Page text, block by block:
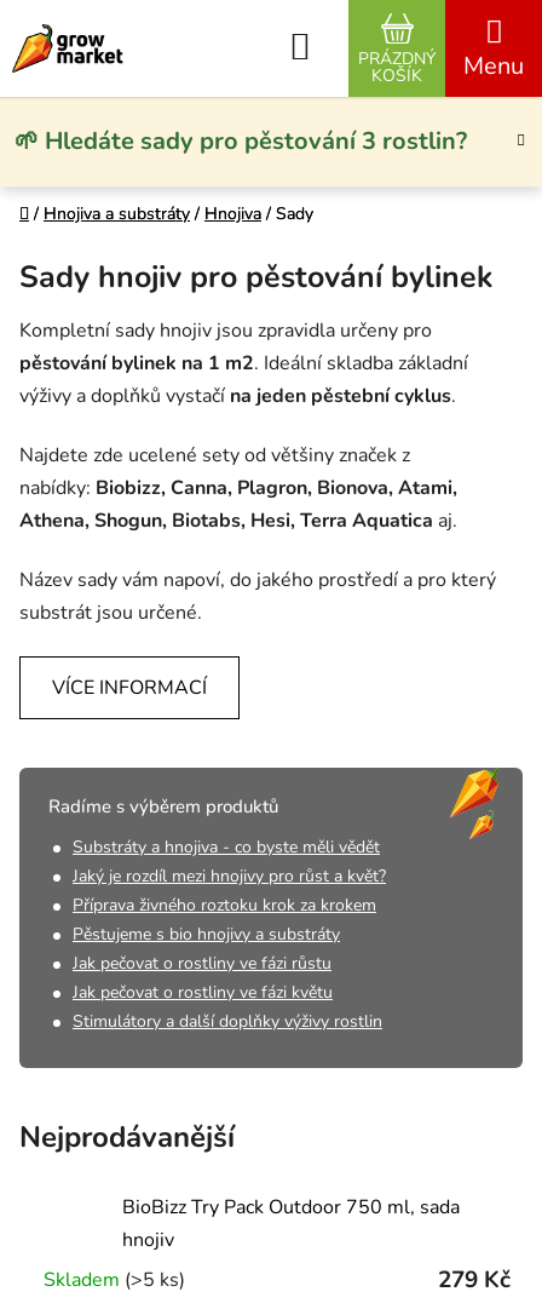
🌱 Hledáte sady pro pěstování 3 rostlin?
Hledat
NÁKUPNÍ
PRÁZDNÝ
KOŠÍK
Domů
/ Hnojiva a substráty / Hnojiva / Sady
Nejprodávanější
BioBizz Try Pack Outdoor 750 ml, sada
hnojiv
Skladem (>5 ks) 279 Kč
Domů
/ Hnojiva a substráty / Hnojiva / Sady
Sady hnojiv pro pěstování bylinek
Kompletní sady hnojiv jsou zpravidla určeny pro
pěstování bylinek na 1 m2. Ideální skladba základní
výživy a doplňků vystačí na jeden pěstební cyklus.
Najdete zde ucelené sety od většiny značek z
nabídky: Biobizz, Canna, Plagron, Bionova, Atami,
Athena, Shogun, Biotabs, Hesi, Terra Aquatica aj.
Název sady vám napoví, do jakého prostředí a pro který
substrát jsou určené.
VÍCE INFORMACÍ
Radíme s výběrem produktů
Substráty a hnojiva - co byste měli vědět
Jaký je rozdíl mezi hnojivy pro růst a květ?
Příprava živného roztoku krok za krokem
Pěstujeme s bio hnojivy a substráty
Jak pečovat o rostliny ve fázi růstu
Jak pečovat o rostliny ve fázi květu
Stimulátory a další doplňky výživy rostlin